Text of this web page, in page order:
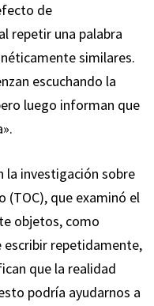
de
repetir una palabra
similares.
escuchando la
luego informan que
la investigación sobre
(TOC), que examinó el
objetos, como
escribir repetidamente,
que la realidad
podría ayudarnos a